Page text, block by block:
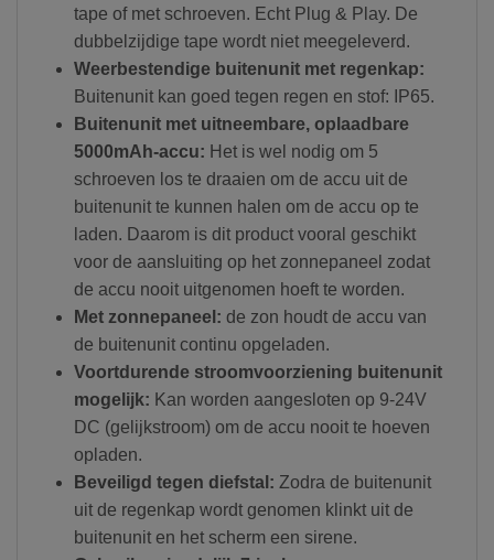
tape of met schroeven. Echt Plug & Play. De
dubbelzijdige tape wordt niet meegeleverd.
Weerbestendige buitenunit met regenkap:
Buitenunit kan goed tegen regen en stof: IP65.
Buitenunit met uitneembare, oplaadbare
5000mAh-accu: Het is wel nodig om 5
schroeven los te draaien om de accu uit de
buitenunit te kunnen halen om de accu op te
laden. Daarom is dit product vooral geschikt
voor de aansluiting op het zonnepaneel zodat
de accu nooit uitgenomen hoeft te worden.
Met zonnepaneel: de zon houdt de accu van
de buitenunit continu opgeladen.
Voortdurende stroomvoorziening buitenunit
mogelijk: Kan worden aangesloten op 9-24V
DC (gelijkstroom)om de accu nooit te hoeven
opladen.
Beveiligd tegen diefstal: Zodra de buitenunit
uit de regenkap wordt genomen klinkt uit de
buitenunit en het scherm een sirene.